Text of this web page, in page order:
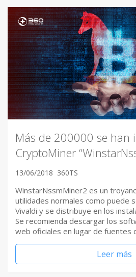
Más de 200000 se han
CryptoMiner
13/06/2018 360TS
WinstarNssmMiner2 es un
utilidades normales como puede
Vivaldi y se distribuye en los
Se recomienda descargar los
web oficiales en lugar de fuentes
Leer más